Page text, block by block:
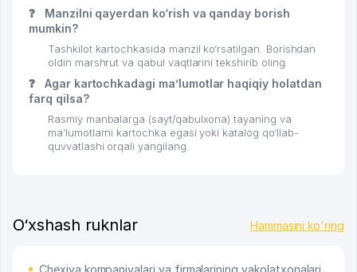
❓
Manzilni qayerdan ko‘rish va qanday borish
mumkin?
Tashkilot kartochkasida manzil ko‘rsatilgan. Borishdan
oldin marshrut va qabul vaqtlarini tekshirib oling.
❓
Agar kartochkadagi ma’lumotlar haqiqiy holatdan
farq qilsa?
Rasmiy manbalarga (sayt/qabulxona) tayaning va
ma’lumotlarni kartochka egasi yoki katalog qo‘llab-
quvvatlashi orqali yangilang.
O‘xshash ruknlar Hammasini ko'ring